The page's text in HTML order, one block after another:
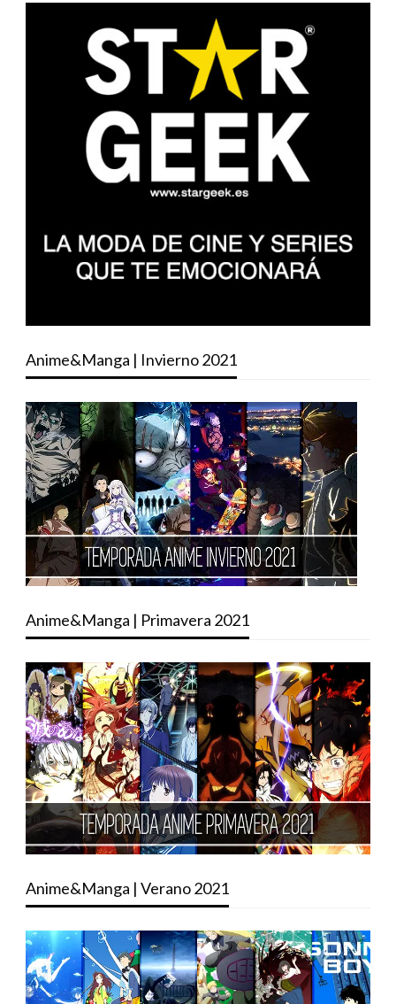
Anime&Manga | Invierno 2021
Anime&Manga | Primavera 2021
Anime&Manga | Verano 2021